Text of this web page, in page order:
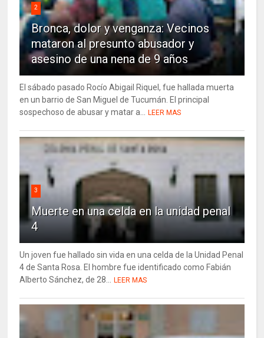
2
Bronca, dolor y venganza: Vecinos
mataron al presunto abusador y
asesino de una nena de 9 años
El sábado pasado Rocío Abigail Riquel, fue hallada muerta
en un barrio de San Miguel de Tucumán. El principal
sospechoso de abusar y matar a... LEER MAS
3
Muerte en una celda en la unidad penal
4
Un joven fue hallado sin vida en una celda de la Unidad Penal
4 de Santa Rosa. El hombre fue identificado como Fabián
Alberto Sánchez, de 28... LEER MAS